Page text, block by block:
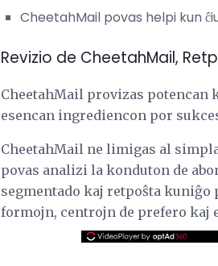
CheetahMail povas helpi kun
Revizio de CheetahMail,
CheetahMail provizas
esencan ingrediencon por
CheetahMail ne limigas al
povas analizi la konduton de
segmentado kaj retpoŝta
formojn, centrojn de prefero